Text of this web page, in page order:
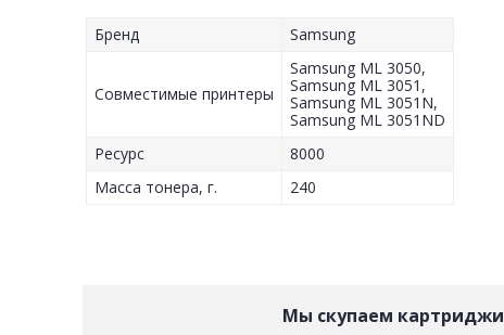
Бренд Samsung
Совместимые принтеры
Samsung ML 3050,
Samsung ML 3051,
Samsung ML 3051N,
Samsung ML 3051ND
Ресурс
8000
Масса тонера, г.
240
Мы скупаем картриджи